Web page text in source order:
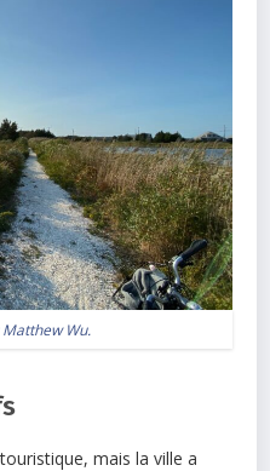
Matthew Wu.
mais la ville a